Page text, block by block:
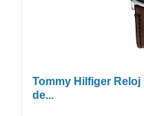
Tommy Hilfiger
de...